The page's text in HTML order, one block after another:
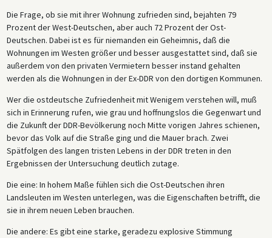
Die Frage, ob sie mit ihrer Wohnung zufrieden sind, bejahten 79
Prozent der West-Deutschen, aber auch 72 Prozent der Ost-
Deutschen. Dabei ist es für niemanden ein Geheimnis, daß die
Wohnungen im Westen größer und besser ausgestattet sind, daß sie
außerdem von den privaten Vermietern besser instand gehalten
werden als die Wohnungen in der Ex-DDR von den dortigen Kommunen.
Wer die ostdeutsche Zufriedenheit mit Wenigem verstehen will, muß
sich in Erinnerung rufen, wie grau und hoffnungslos die Gegenwart und
die Zukunft der DDR-Bevölkerung noch Mitte vorigen Jahres schienen,
bevor das Volk auf die Straße ging und die Mauer brach. Zwei
Spätfolgen des langen tristen Lebens in der DDR treten in den
Ergebnissen der Untersuchung deutlich zutage.
Die eine: In hohem Maße fühlen sich die Ost-Deutschen ihren
Landsleuten im Westen unterlegen, was die Eigenschaften betrifft, die
sie in ihrem neuen Leben brauchen.
Die andere: Es gibt eine starke, geradezu explosive Stimmung